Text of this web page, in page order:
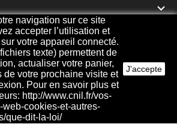


navigation sur ce site
accepter l’utilisation et
votre appareil connecté.
texte) permettent de
actualiser votre panier,
de votre prochaine visite et
Pour en savoir plus et
http://www.cnil.fr/vos-
cookies-et-autres-
que-dit-la-loi/
J'accepte
votre spécialiste diagnostique